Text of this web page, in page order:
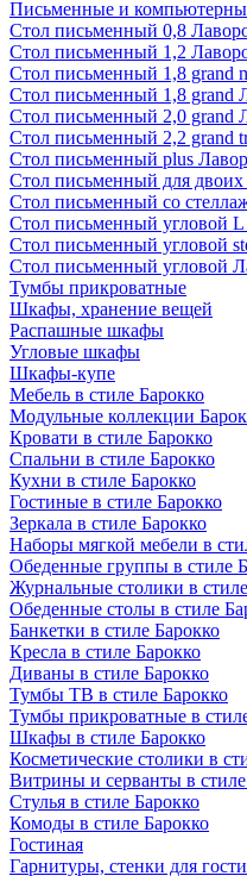
Письменные и
Стол письменный 0,8
Стол письменный 1,2
Стол письменный 1,8 grand
Стол письменный 1,8 grand
Стол письменный 2,0 grand
Стол письменный 2,2 grand
Стол письменный plus
Стол письменный для
Стол письменный со
Стол письменный угловой
Стол письменный угловой
Стол письменный угловой
Тумбы прикроватные
Шкафы, хранение вещей
Распашные шкафы
Угловые шкафы
Шкафы-купе
Мебель в стиле Барокко
Модульные коллекции
Кровати в стиле Барокко
Спальни в стиле Барокко
Кухни в стиле Барокко
Гостиные в стиле Барокко
Зеркала в стиле Барокко
Наборы мягкой мебели в
Обеденные группы в стиле
Журнальные столики в
Обеденные столы в стиле
Банкетки в стиле Барокко
Кресла в стиле Барокко
Диваны в стиле Барокко
Тумбы ТВ в стиле Барокко
Тумбы прикроватные в
Шкафы в стиле Барокко
Косметические столики в
Витрины и серванты в
Стулья в стиле Барокко
Комоды в стиле Барокко
Гостиная
Гарнитуры, стенки для